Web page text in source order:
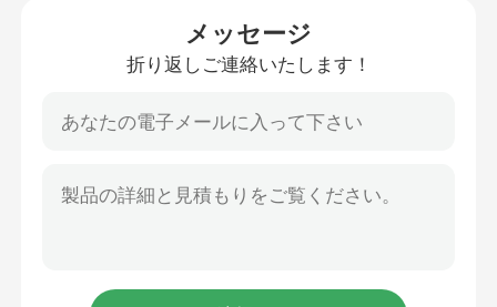
油圧ブレーカの部品
メッセージ
折り返しご連絡いたします！